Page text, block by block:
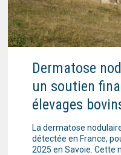
Dermatose
un soutien
élevages
La dermatose
détectée en France,
2025 en Savoie.